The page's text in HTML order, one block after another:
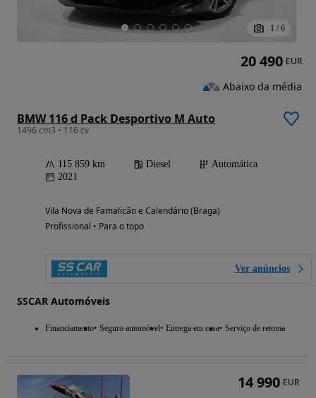
1 / 6
BMW 116 d Pack Desportivo M Auto
1496 cm3 • 116 cv
115 859 km Diesel
Automática
2021
Vila Nova de Famalicão e Calendário (Braga)
Profissional • Para o topo
Ver anúncios
SSCAR Automóveis
Financiamento Seguro automóvel Entrega em casa Serviço de retoma
20 490 EUR
Abaixo da média
14 990 EUR